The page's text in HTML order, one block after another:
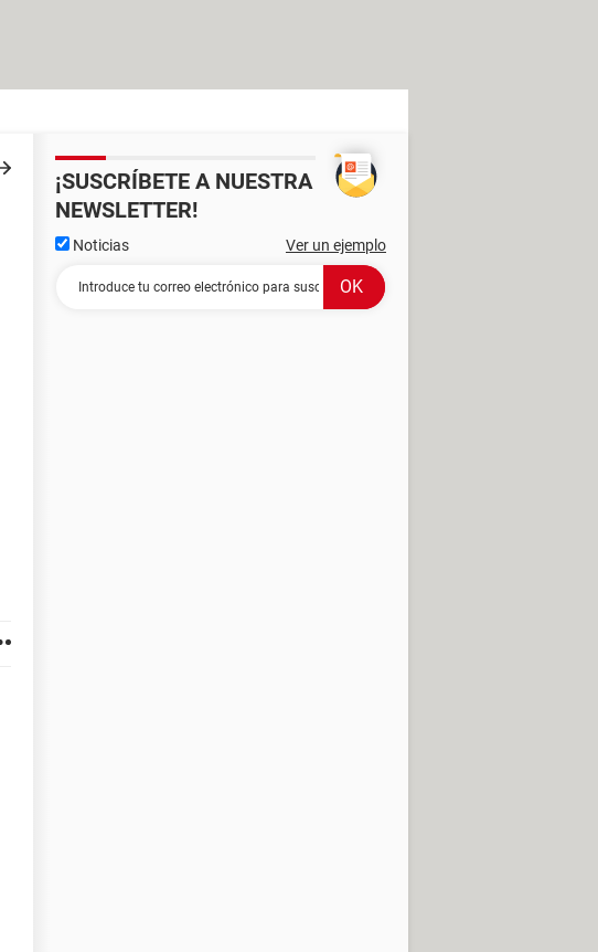
¡SUSCRÍBETE A NUESTRA
NEWSLETTER!
Noticias Ver un ejemplo